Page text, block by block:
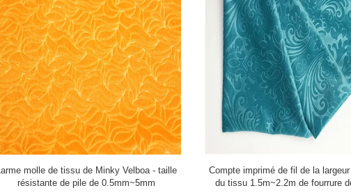
Gramme court fait sur commande du tissu
150gsm~350gsm de peluche de pile pour le
Rétrécissement de tissu de
Professsional Minky Velboa -